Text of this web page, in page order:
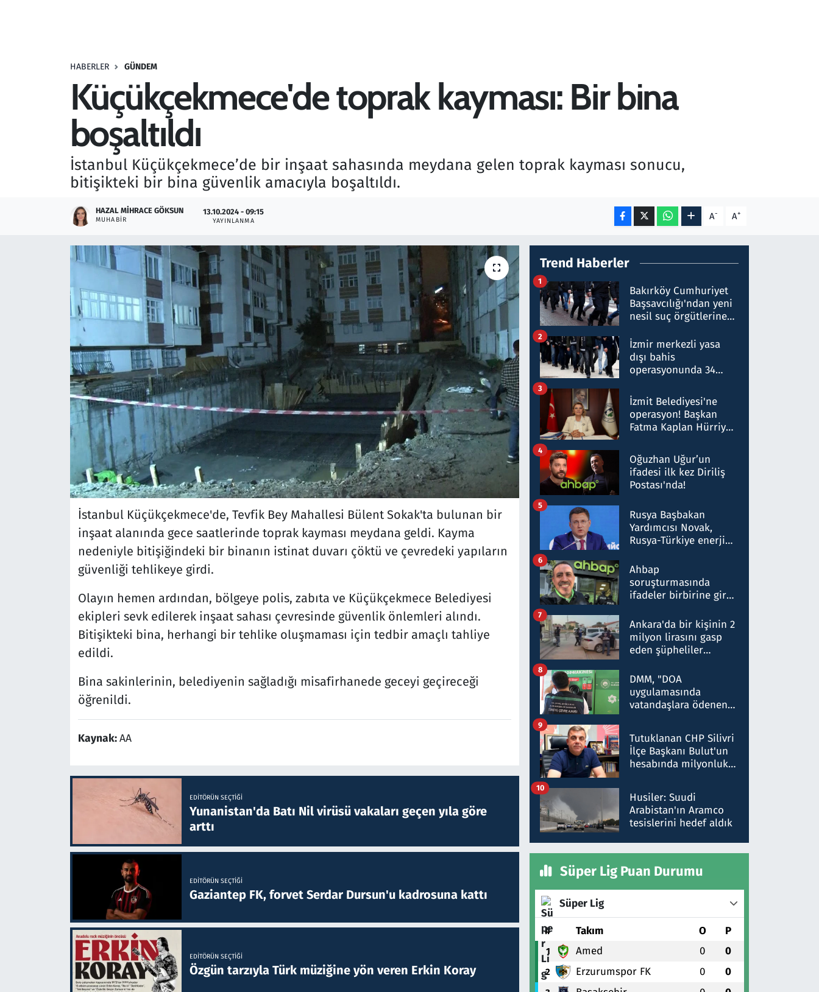
HABERLER GÜNDEM
Küçükçekmece'de toprak kayması: Bir bina
boşaltıldı
İstanbul Küçükçekmece’de bir inşaat sahasında meydana gelen toprak kayması sonucu,
bitişikteki bir bina güvenlik amacıyla boşaltıldı.
HAZAL MIHRACE GÖKSUN
MUHABIR
13.10.2024 - 09:15
YAYINLANMA A- A+
İstanbul Küçükçekmece'de, Tevfik Bey Mahallesi Bülent Sokak'ta bulunan bir
inşaat alanında gece saatlerinde toprak kayması meydana geldi. Kayma
nedeniyle bitişiğindeki bir binanın istinat duvarı çöktü ve çevredeki yapıların
güvenliği tehlikeye girdi.
Olayın hemen ardından, bölgeye polis, zabıta ve Küçükçekmece Belediyesi
ekipleri sevk edilerek inşaat sahası çevresinde güvenlik önlemleri alındı.
Bitişikteki bina, herhangi bir tehlike oluşmaması için tedbir amaçlı tahliye
edildi.
Bina sakinlerinin, belediyenin sağladığı misafirhanede geceyi geçireceği
öğrenildi.
Kaynak:AA
EDITÖRÜN SEÇTIĞI
Yunanistan'da Batı Nil virüsü vakaları geçen yıla göre
arttı
EDITÖRÜN SEÇTIĞI
Gaziantep FK, forvet Serdar Dursun'u kadrosuna kattı
EDITÖRÜN SEÇTIĞI
Özgün tarzıyla Türk müziğine yön veren Erkin Koray
Trend Haberler
Bakırköy Cumhuriyet
Başsavcılığı'ndan yeni
nesil suç örgütlerine
hakkında gözaltı kararı
1
İzmir merkezli yasa
dışı bahis
operasyonunda 34
Milyar liralık para
trafiği tespit edildi
2
İzmit Belediyesi'ne
operasyon! Başkan
Fatma Kaplan Hürriyet
3
Oğuzhan Uğur’un
ifadesi ilk kez Diriliş
Postası'nda!
4
Rusya Başbakan
Yardımcısı Novak,
Rusya-Türkiye enerji
nitelikte olduğunu
belirtti
5
Ahbap
soruşturmasında
ifadeler birbirine girdi:
ifadelerinden ortaya
çıkan tablo şok etti
6
Ankara'da bir kişinin 2
milyon lirasını gasp
eden şüpheliler
7
DMM, "DOA
uygulamasında
vatandaşlara ödenen
düşürüldüğü" iddiasını
yalanladı
8
Tutuklanan CHP Silivri
İlçe Başkanı Bulut'un
hesabında milyonluk
talimat verdi, ben
gönderdim
9
Husiler: Suudi
Arabistan'ın Aramco
tesislerini hedef aldık
10
Süper Lig Puan Durumu
Süper Lig
# Takım O P
1 Amed 0 0
2 Erzurumspor FK 0 0
Savunma Sanayi
Teknoloji ve Bilim
Televizyon